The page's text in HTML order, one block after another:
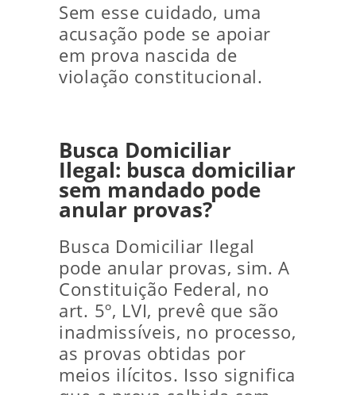
Sem esse cuidado, uma
acusação pode se apoiar
em prova nascida de
violação constitucional.
Busca Domiciliar
Ilegal: busca domiciliar
sem mandado pode
anular provas?
Busca Domiciliar Ilegal
pode anular provas, sim. A
Constituição Federal, no
art. 5º, LVI, prevê que são
inadmissíveis, no processo,
as provas obtidas por
meios ilícitos. Isso significa